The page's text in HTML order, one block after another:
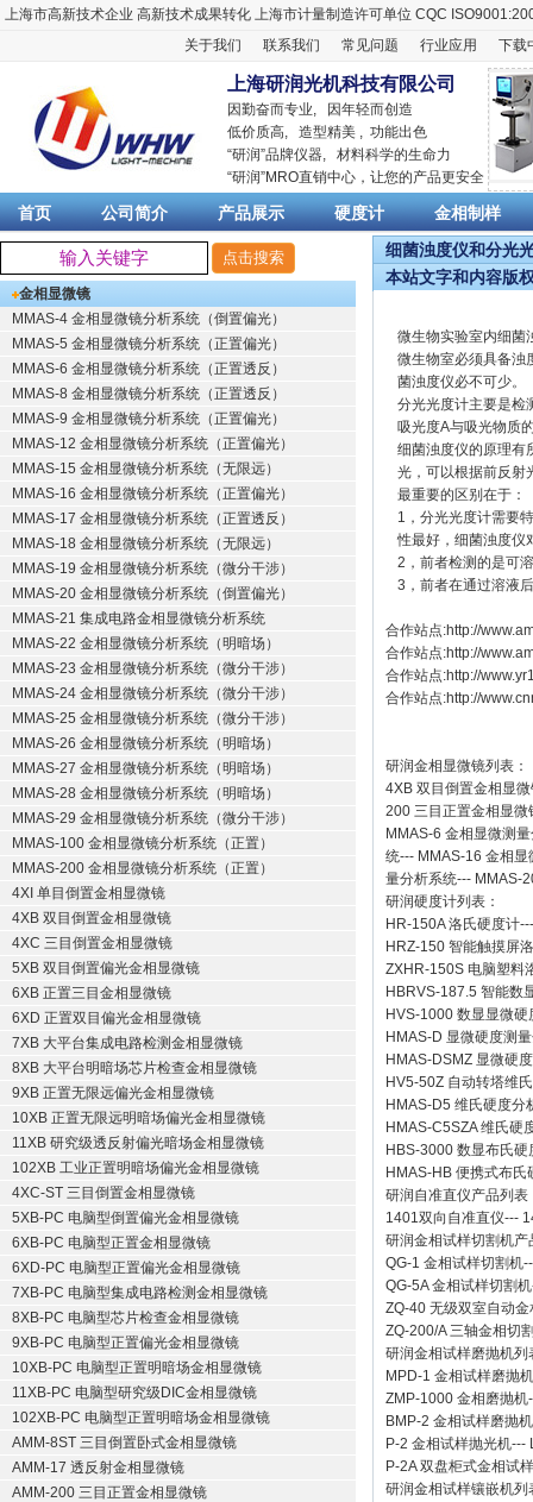
上海市高新技术企业 高新技术成果转化 上海市计量制造许可单位 CQC
关于我们
联系我们 常见问题 行业应用 下载
上海研润光机科技有限公司
因勤奋而专业, 因年轻而创造
低价质高, 造型精美 , 功能出色
“研润”品牌仪器, 材料科学的生命力
“研润”MRO直销中心，让您的产品更安全
首页 公司简介 产品展示 硬度计 金相制样
金相显微镜
MMAS-4 金相显微镜分析系统（倒置偏光）
MMAS-5 金相显微镜分析系统（正置偏光）
MMAS-6 金相显微镜分析系统（正置透反）
MMAS-8 金相显微镜分析系统（正置透反）
MMAS-9 金相显微镜分析系统（正置偏光）
MMAS-12 金相显微镜分析系统（正置偏光）
MMAS-15 金相显微镜分析系统（无限远）
MMAS-16 金相显微镜分析系统（正置偏光）
MMAS-17 金相显微镜分析系统（正置透反）
MMAS-18 金相显微镜分析系统（无限远）
MMAS-19 金相显微镜分析系统（微分干涉）
MMAS-20 金相显微镜分析系统（倒置偏光）
MMAS-21 集成电路金相显微镜分析系统
MMAS-22 金相显微镜分析系统（明暗场）
MMAS-23 金相显微镜分析系统（微分干涉）
MMAS-24 金相显微镜分析系统（微分干涉）
MMAS-25 金相显微镜分析系统（微分干涉）
MMAS-26 金相显微镜分析系统（明暗场）
MMAS-27 金相显微镜分析系统（明暗场）
MMAS-28 金相显微镜分析系统（明暗场）
MMAS-29 金相显微镜分析系统（微分干涉）
MMAS-100 金相显微镜分析系统（正置）
MMAS-200 金相显微镜分析系统（正置）
4XI 单目倒置金相显微镜
4XB 双目倒置金相显微镜
4XC 三目倒置金相显微镜
5XB 双目倒置偏光金相显微镜
6XB 正置三目金相显微镜
6XD 正置双目偏光金相显微镜
7XB 大平台集成电路检测金相显微镜
8XB 大平台明暗场芯片检查金相显微镜
9XB 正置无限远偏光金相显微镜
10XB 正置无限远明暗场偏光金相显微镜
11XB 研究级透反射偏光暗场金相显微镜
102XB 工业正置明暗场偏光金相显微镜
4XC-ST 三目倒置金相显微镜
5XB-PC 电脑型倒置偏光金相显微镜
6XB-PC 电脑型正置金相显微镜
6XD-PC 电脑型正置偏光金相显微镜
7XB-PC 电脑型集成电路检测金相显微镜
8XB-PC 电脑型芯片检查金相显微镜
9XB-PC 电脑型正置偏光金相显微镜
10XB-PC 电脑型正置明暗场金相显微镜
11XB-PC 电脑型研究级DIC金相显微镜
102XB-PC 电脑型正置明暗场金相显微镜
AMM-8ST 三目倒置卧式金相显微镜
AMM-17 透反射金相显微镜
AMM-200 三目正置金相显微镜
细菌浊度仪和分光
本站文字和内容版
微生物实验室内细菌
微生物室必须具备浊
菌浊度仪必不可少。
分光光度计主要是检
吸光度A与吸光物质
细菌浊度仪的原理有
光，可以根据前反射
最重要的区别在于：
1，分光光度计需要
性最好，细菌浊度仪
2，前者检测的是可
3，前者在通过溶液
合作站点:http://
合作站点:http://
合作站点:http://
合作站点:http://
研润金相显微镜列表：
4XB 双目倒置金相显
200 三目正置金相显微
MMAS-6 金相显微测
统--- MMAS-16 金相显
量分析系统--- MMAS-
研润硬度计列表：
HR-150A 洛氏硬度计
HRZ-150 智能触摸屏
ZXHR-150S 电脑塑料
HBRVS-187.5 智能数
HVS-1000 数显显微硬
HMAS-D 显微硬度测
HMAS-DSMZ 显微硬
HV5-50Z 自动转塔维
HMAS-D5 维氏硬度分
HMAS-C5SZA 维氏硬
HBS-3000 数显布氏硬
HMAS-HB 便携式布氏
研润自准直仪产品列表
1401双向自准直仪---
研润金相试样切割机产
QG-1 金相试样切割机
QG-5A 金相试样切割机
ZQ-40 无级双室自动金
ZQ-200/A 三轴金相切
研润金相试样磨抛机列
MPD-1 金相试样磨抛机
ZMP-1000 金相磨抛机
BMP-2 金相试样磨抛机
P-2 金相试样抛光机---
P-2A 双盘柜式金相试
研润金相试样镶嵌机列